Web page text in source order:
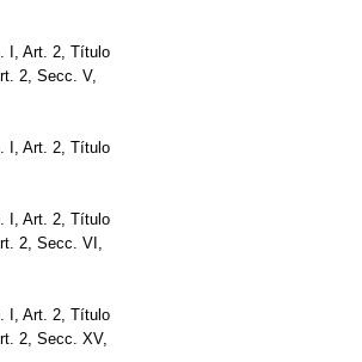
I, Art. 2, Título
2, Secc. V,
I, Art. 2, Título
I, Art. 2, Título
2, Secc. VI,
I, Art. 2, Título
2, Secc. XV,